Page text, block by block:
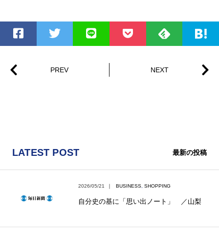
LATEST POST 最新の投稿
2026/05/21 ｜ BUSINESS SHOPPING
自分史の基に「思い出ノート」 ／山梨